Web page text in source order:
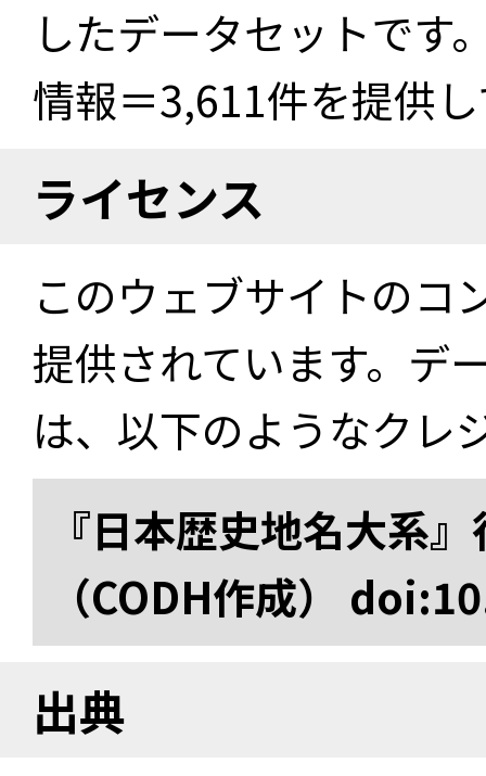
したデータセットです
情報＝3,611件を提供
ライセンス
このウェブサイトのコ
提供されています。デ
は、以下のようなクレ
『日本歴史地名大系
（CODH作成）
出典